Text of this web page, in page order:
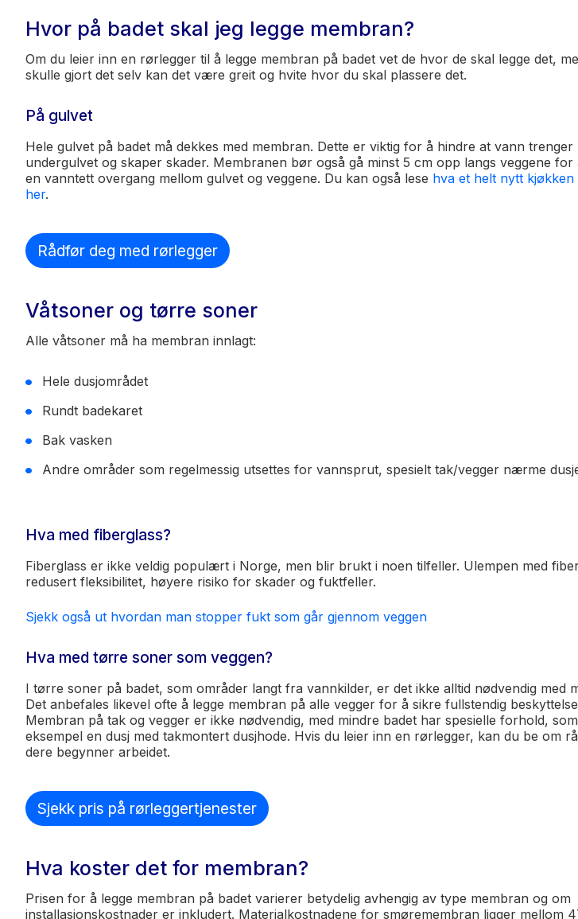
Hvor på badet skal jeg legge membran?
Om du leier inn en rørlegger til å legge membran på badet vet de hvor de skal legge det,
skulle gjort det selv kan det være greit og hvite hvor du skal plassere det.
På gulvet
Hele gulvet på badet må dekkes med membran. Dette er viktig for å hindre at vann trenger
undergulvet og skaper skader. Membranen bør også gå minst 5 cm opp langs veggene for
en vanntett overgang mellom gulvet og veggene. Du kan også lese hva et helt nytt kjøkken
her.
Rådfør deg med rørlegger
Våtsoner og tørre soner
Alle våtsoner må ha membran innlagt:
Hele dusjområdet
Rundt badekaret
Bak vasken
Andre områder som regelmessig utsettes for vannsprut, spesielt tak/vegger nærme
Hva med fiberglass?
Fiberglass er ikke veldig populært i Norge, men blir brukt i noen tilfeller. Ulempen med
redusert fleksibilitet, høyere risiko for skader og fuktfeller.
Sjekk også ut hvordan man stopper fukt som går gjennom veggen
Hva med tørre soner som veggen?
I tørre soner på badet, som områder langt fra vannkilder, er det ikke alltid nødvendig med
Det anbefales likevel ofte å legge membran på alle vegger for å sikre fullstendig
Membran på tak og vegger er ikke nødvendig, med mindre badet har spesielle forhold,
eksempel en dusj med takmontert dusjhode. Hvis du leier inn en rørlegger, kan du be om
dere begynner arbeidet.
Sjekk pris på rørleggertjenester
Hva koster det for membran?
Prisen for å legge membran på badet varierer betydelig avhengig av type membran og om
installasjonskostnader er inkludert. Materialkostnadene for smøremembran ligger mellom